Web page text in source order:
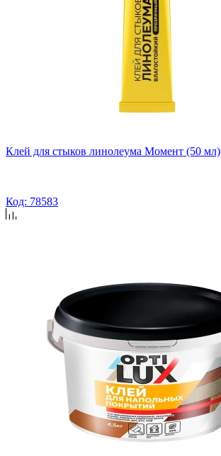
Клей для стыков линолеума Момент (50 мл)
Код: 78583